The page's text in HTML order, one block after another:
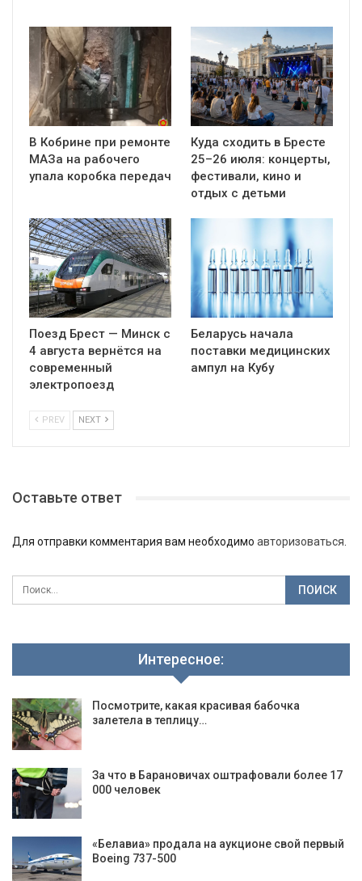
В Кобрине при ремонте
МАЗа на рабочего
упала коробка передач
Куда сходить в Бресте
25–26 июля: концерты,
фестивали, кино и
отдых с детьми
Поезд Брест — Минск с
4 августа вернётся на
современный
электропоезд
Беларусь начала
поставки медицинских
ампул на Кубу
PREV NEXT
Оставьте ответ
Для отправки комментария вам необходимо авторизоваться
Интересное:
Посмотрите, какая красивая бабочка
залетела в теплицу…
За что в Барановичах оштрафовали более 17
000 человек
«Белавиа» продала на аукционе свой первый
Boeing 737-500